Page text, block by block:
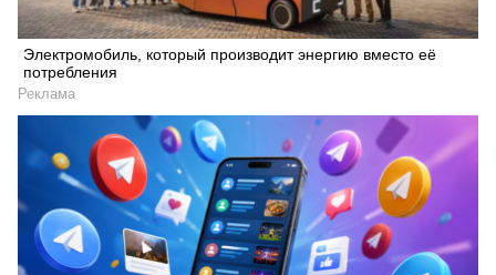
Электромобиль, который производит энергию вместо её
потребления
Реклама